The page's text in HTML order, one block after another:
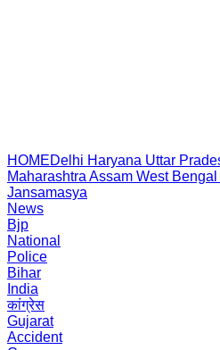
HOMEDelhi Haryana Uttar
Maharashtra Assam West Bengal
Jansamasya
News
Bjp
National
Police
Bihar
India
कांग्रेस
Gujarat
Accident